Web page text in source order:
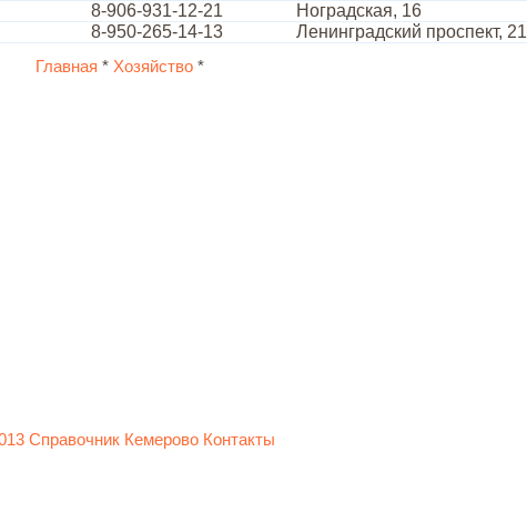
8-906-931-12-21
Ноградская, 16
8-950-265-14-13 Ленинградский проспект, 21
Главная * Хозяйство *
Справочник Кемерово Контакты